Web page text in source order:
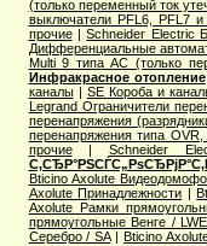
(только переменный ток
выключатели PFL6, PFL7 и
прочие|Schneider Electric
Дифференциальные
Multi 9 типа АС (только
Инфракрасное отопление
каналы| SE Короба и
Legrand Ограничители
перенапряжения
перенапряжения типа
прочие|Schneider
Bticino Axolute
Axolute Принадлежности |
Axolute Рамки
прямоугольные Венге / LWE
Серебро / SA|Bticino